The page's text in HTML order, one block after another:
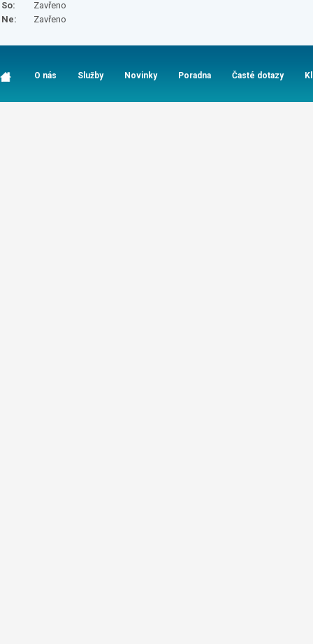
So:
Zavřeno
Ne:
Zavřeno
O nás Služby Novinky Poradna Časté dotazy